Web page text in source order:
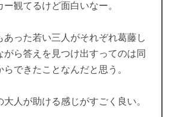
観てるけど面白いなー。
あった若い三人がそれぞれ葛藤し
がら答えを見つけ出すってのは同
らできたことなんだと思う。
大人が助ける感じがすごく良い。